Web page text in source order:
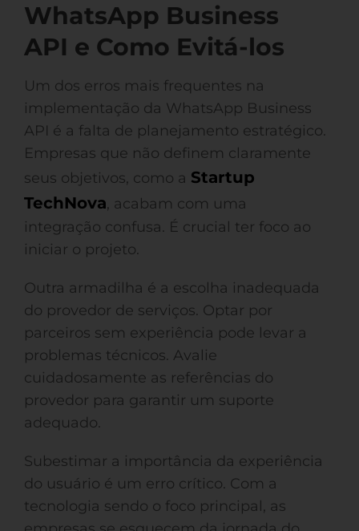
WhatsApp Business
API e Como Evitá-los
Um dos erros mais frequentes na
implementação da WhatsApp Business
API é a falta de planejamento estratégico.
Empresas que não definem claramente
seus objetivos, como a Startup
TechNova, acabam com uma
integração confusa. É crucial ter foco ao
iniciar o projeto.
Outra armadilha é a escolha inadequada
do provedor de serviços. Optar por
parceiros sem experiência pode levar a
problemas técnicos. Avalie
cuidadosamente as referências do
provedor para garantir um suporte
adequado.
Subestimar a importância da experiência
do usuário é um erro crítico. Com a
tecnologia sendo o foco principal, as